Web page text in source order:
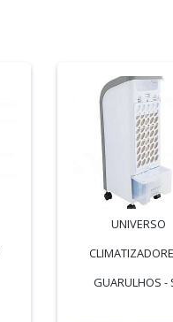
UNIVERSO
GUARULHOS -